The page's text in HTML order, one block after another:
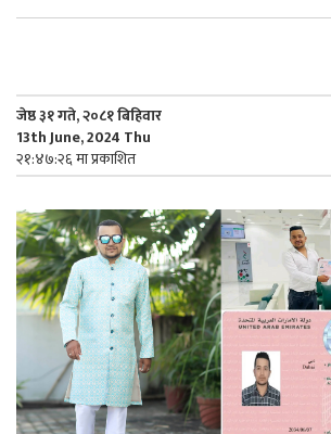
जेष्ठ ३१ गते, २०८१ बिहिवार
13th June, 2024 Thu
२१:४७:२६ मा प्रकाशित